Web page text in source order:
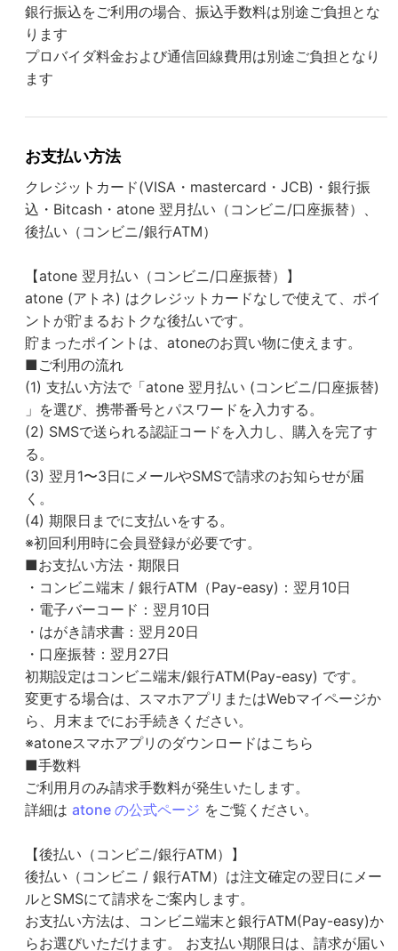
銀行振込をご利用の場合、振込手数料は別途ご負担とな
ります
プロバイダ料金および通信回線費用は別途ご負担となり
ます
お支払い方法
クレジットカード(VISA・mastercard・JCB)・銀行振
込・Bitcash・atone 翌月払い（コンビニ/口座振替）、
後払い（コンビニ/銀行ATM）
【atone 翌月払い（コンビニ/口座振替）】
atone (アトネ) はクレジットカードなしで使えて、ポイ
ントが貯まるおトクな後払いです。
貯まったポイントは、atoneのお買い物に使えます。
■ご利用の流れ
(1) 支払い方法で「atone 翌月払い (コンビニ/口座振替)
」を選び、携帯番号とパスワードを入力する。
(2) SMSで送られる認証コードを入力し、購入を完了す
る。
(3) 翌月1〜3日にメールやSMSで請求のお知らせが届
く。
(4) 期限日までに支払いをする。
※初回利用時に会員登録が必要です。
■お支払い方法・期限日
・コンビニ端末 / 銀行ATM（Pay-easy)：翌月10日
・電子バーコード：翌月10日
・はがき請求書：翌月20日
・口座振替：翌月27日
初期設定はコンビニ端末/銀行ATM(Pay-easy) です。
変更する場合は、スマホアプリまたはWebマイページか
ら、月末までにお手続きください。
※atoneスマホアプリのダウンロードはこちら
■手数料
ご利用月のみ請求手数料が発生いたします。
詳細は atone の公式ページ をご覧ください。
【後払い（コンビニ/銀行ATM）】
後払い（コンビニ / 銀行ATM）は注文確定の翌日にメー
ルとSMSにて請求をご案内します。
お支払い方法は、コンビニ端末と銀行ATM(Pay-easy)か
らお選びいただけます。 お支払い期限日は、請求が届い